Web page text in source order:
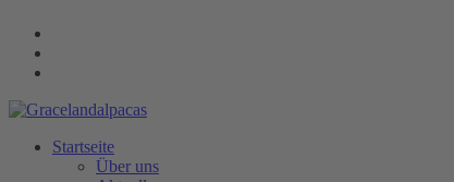
Startseite
Über uns